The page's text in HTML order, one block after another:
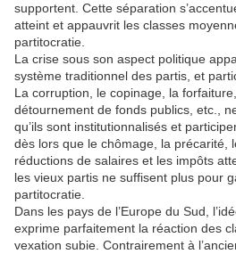
supportent. Cette séparation
atteint et appauvrit les classes
partitocratie.
La crise sous son aspect politique
système traditionnel des partis, et
La corruption, le copinage, la
détournement de fonds publics, etc.,
qu’ils sont institutionnalisés et
dès lors que le chômage, la précarité,
réductions de salaires et les impôts
les vieux partis ne suffisent plus pour
partitocratie.
Dans les pays de l’Europe du Sud,
exprime parfaitement la réaction des
vexation subie. Contrairement à